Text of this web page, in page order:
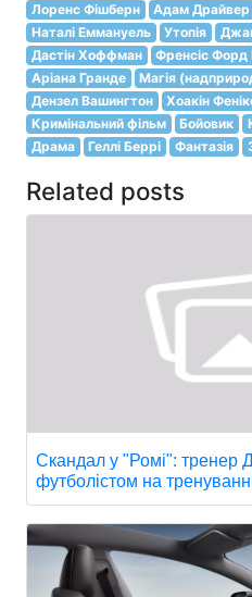
Лоренс Фішберн
Адам Драйвер
Наталі Еммануель
Утопія
Дастін Хоффман
Френсіс Форд
Аріана Гранде
Магія
Дензел Вашингтон
Хоакін
Кримінальний фільм
Бойовик
Драма
Геллі Беррі Фантазія
Related posts
Скандал у "Ромі": тренер
футболістом на